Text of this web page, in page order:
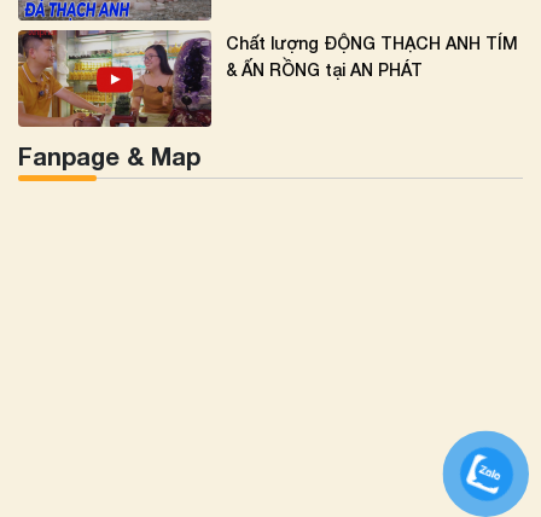
Chất lượng ĐỘNG THẠCH ANH TÍM
& ẤN RỒNG tại AN PHÁT
Fanpage & Map